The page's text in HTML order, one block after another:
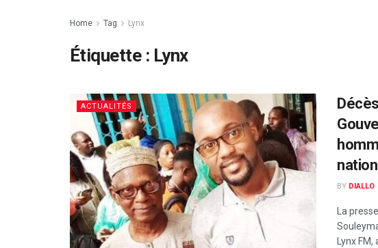
Home Tag Lynx
Étiquette : Lynx
ACTUALITÉS
BY DIALLO
La
Lynx FM, a